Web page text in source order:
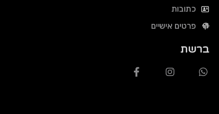
כתובות
פרטים אישיים
ברשת